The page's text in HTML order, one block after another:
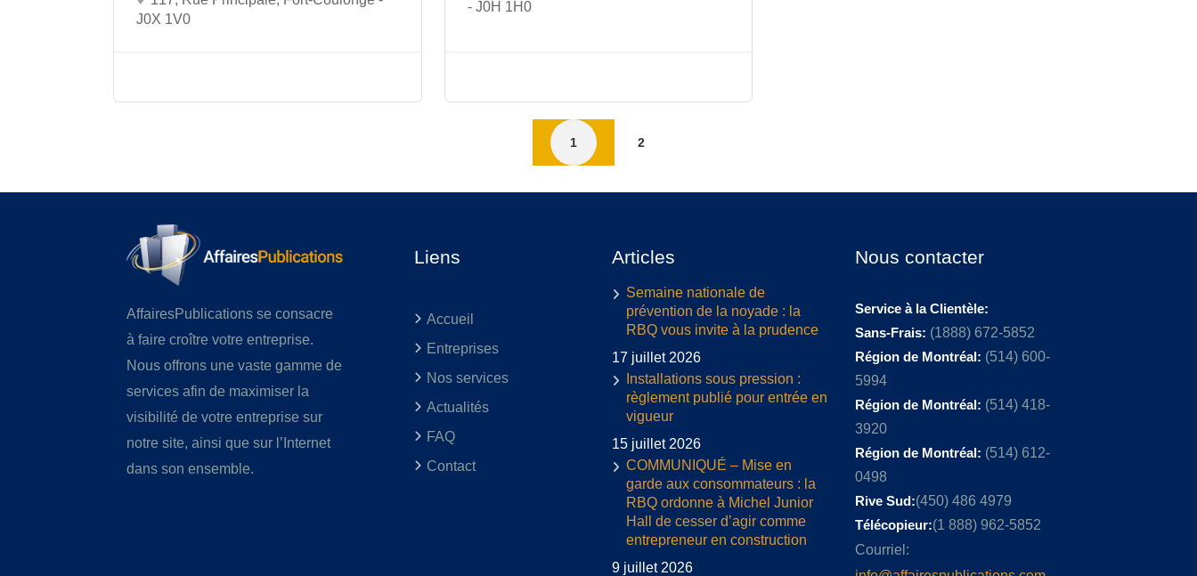
J0X 1V0
- J0H 1H0
1 2
AffairesPublications se consacre
à faire croître votre entreprise.
Nous offrons une vaste gamme de
services afin de maximiser la
visibilité de votre entreprise sur
notre site, ainsi que sur l’Internet
dans son ensemble.
Liens
Accueil
Entreprises
Nos services
Actualités
FAQ
Contact
Articles
Semaine nationale de
prévention de la noyade : la
RBQ vous invite à la prudence
17 juillet 2026
Installations sous pression :
règlement publié pour entrée en
vigueur
15 juillet 2026
COMMUNIQUÉ – Mise en
garde aux consommateurs : la
RBQ ordonne à Michel Junior
Hall de cesser d’agir comme
entrepreneur en construction
9 juillet 2026
Nous contacter
Service à la Clientèle:
Sans-Frais: (1888) 672-5852
Région de Montréal: (514) 600-
5994
Région de Montréal: (514) 418-
3920
Région de Montréal: (514) 612-
0498
Rive Sud:(450) 486 4979
Télécopieur:(1 888) 962-5852
Courriel: